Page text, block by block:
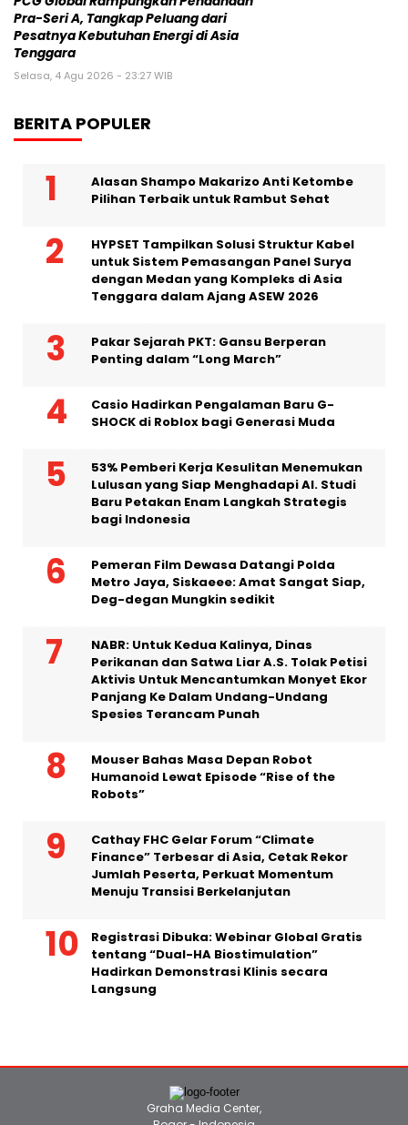
Pers Rilis
PCG Global Rampungkan Pendanaan
Pra-Seri A, Tangkap Peluang dari
Pesatnya Kebutuhan Energi di Asia
Pilihan Terbaik untuk Rambut Sehat
HYPSET Tampilkan Solusi Struktur Kabel
untuk Sistem Pemasangan Panel Surya
Tenggara dalam Ajang ASEW 2026
Penting dalam “Long March”
SHOCK di Roblox bagi Generasi Muda
53% Pemberi Kerja Kesulitan Menemukan
Lulusan yang Siap Menghadapi AI. Studi
bagi Indonesia
Pemeran Film Dewasa Datangi Polda
Deg-degan Mungkin sedikit
NABR: Untuk Kedua Kalinya, Dinas
Perikanan dan Satwa Liar A.S. Tolak Petisi
Aktivis Untuk Mencantumkan Monyet Ekor
Mouser Bahas Masa Depan Robot
Cathay FHC Gelar Forum “Climate
Finance” Terbesar di Asia, Cetak Rekor
Menuju Transisi Berkelanjutan
Registrasi Dibuka: Webinar Global Gratis
tentang “Dual-HA Biostimulation”